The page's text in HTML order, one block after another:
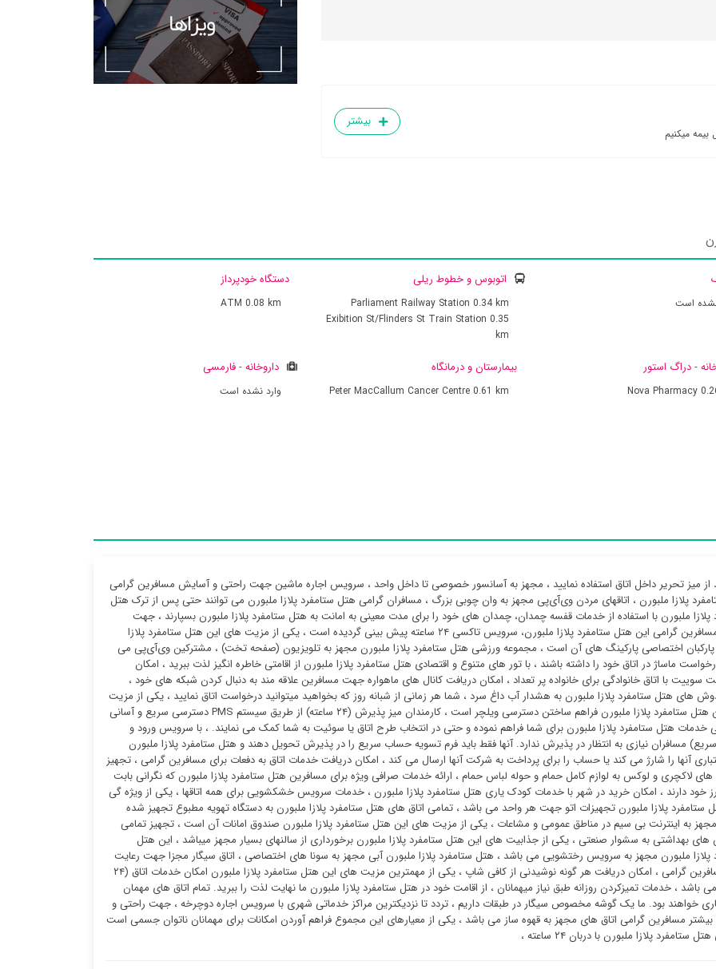
میکنیم
بیشتر
است
اتوبوس و خطوط ریلی
Parliament Railway Station 0.34 km
Exibition St/Flinders St Train Station 0.35
km
دستگاه خودپرداز
ATM 0.08 km
- دراگ استور
Nova Pharmacy
بیمارستان و درمانگاه
Peter MacCallum Cancer Centre 0.61 km
داروخانه - فارمسی
وارد نشده است
از میز تحریر داخل اتاق استفاده نمایید ، مجهز به آسانسور خصوصی تا داخل واحد ، سرویس اجاره ماشین جهت راحتی و آسایش مسافرین گرامی
پلازا ملبورن ، اتاقهای مردن وی‌آی‌پی مجهز به وان چوبی بزرگ ، مسافران گرامی هتل ستامفرد پلازا ملبورن می توانند حتی پس از ترک هتل
پلازا ملبورن با استفاده از خدمات قفسه چمدان، چمدان های خود را برای مدت معینی به امانت به هتل ستامفرد پلازا ملبورن بسپارند ، جهت
راحتی مسافرین گرامی این هتل ستامفرد پلازا ملبورن، سرویس تاکسی ۲۴ ساعته پیش بینی گردیده است ، یکی از مزیت های این هتل ستامفرد پلازا
پارکبان اختصاصی پارکینگ های آن است ، مجموعه ورزشی هتل ستامفرد پلازا ملبورن مجهز به تلویزیون (صفحه تخت) ، مشترکین وی‌آی‌پی می
ماساژ در اتاق خود را داشته باشند ، با تور های متنوع و اقتصادی هتل ستامفرد پلازا ملبورن از اقامتی خاطره انگیز لذت ببرید ، امکان
سوییت با اتاق خانوادگی برای خانواده پر تعداد ، امکان دریافت کانال های ماهواره جهت مسافرین علاقه مند به دنبال کردن شبکه های خود ،
های هتل ستامفرد پلازا ملبورن به هشدار آب داغ سرد ، شما هر زمانی از شبانه روز که بخواهید میتوانید درخواست اتاق نمایید ، یکی از مزیت
های این هتل ستامفرد پلازا ملبورن فراهم ساختن دسترسی ویلچر است ، کارمندان میز پذیرش (۲۴ ساعته) از طریق سیستم PMS دسترسی سریع و آسانی
خدمات هتل ستامفرد پلازا ملبورن برای شما فراهم نموده و حتی در انتخاب طرح اتاق یا سوئیت به شما کمک می نمایند. ، با سرویس ورود و
مسافران نیازی به انتظار در پذیرش ندارد. آنها فقط باید فرم تسویه حساب سریع را در پذیرش تحویل دهند و هتل ستامفرد پلازا ملبورن
آنها را شارژ می کند یا حساب را برای پرداخت به شرکت آنها ارسال می کند ، امکان دریافت خدمات اتاق به دفعات برای مسافرین گرامی ، تجهیز
لاکچری و لوکس به لوازم کامل حمام و حوله لباس حمام ، ارائه خدمات صرافی ویژه برای مسافرین هتل ستامفرد پلازا ملبورن که نگرانی بابت
خود دارند ، امکان خرید در شهر با خدمات کودک یاری هتل ستامفرد پلازا ملبورن ، خدمات سرویس خشکشویی برای همه اتاقها ، یکی از ویژه گی
ستامفرد پلازا ملبورن تجهیزات اتو جهت هر واحد می باشد ، تمامی اتاق های هتل ستامفرد پلازا ملبورن به دستگاه تهویه مطبوع تجهیز شده
به اینترنت بی سیم در مناطق عمومی و مشاعات ، یکی از مزیت های این هتل ستامفرد پلازا ملبورن صندوق امانات آن است ، تجهیز تمامی
بهداشتی به سشوار صنعتی ، یکی از جذابیت های این هتل ستامفرد پلازا ملبورن برخورداری از سالنهای بسیار مجهز میباشد ، این هتل
پلازا ملبورن مجهز به سرویس رختشویی می باشد ، هتل ستامفرد پلازا ملبورن آبی مجهز به سونا های اختصاصی ، اتاق سیگار مجزا جهت رعایت
حال مسافرین گرامی ، امکان دریافت هر گونه نوشیدنی از کافی شاپ ، یکی از مهمترین مزیت های این هتل ستامفرد پلازا ملبورن امکان خدمات اتاق (۲۴
باشد ، خدمات تمیزکردن روزانه طبق نیاز میهمانان ، از اقامت خود در هتل ستامفرد پلازا ملبورن ما نهایت لذت را ببرید. تمام اتاق های مهمان
خواهند بود. ما یک گوشه مخصوص سیگار در طبقات داریم ، تردد تا نزدیکترین مراکز خدماتی شهری با سرویس اجاره دوچرخه ، جهت راحتی و
مسافرین گرامی اتاق های مجهز به قهوه ساز می باشد ، یکی از معیارهای این مجموع فراهم آوردن امکانات برای مهمانان ناتوان جسمی است
ستامفرد پلازا ملبورن با دربان ۲۴ ساعته ،